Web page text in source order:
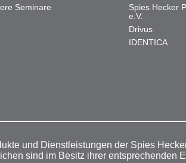
Seminare
Spies Hecker
e.V.
Drivus
IDENTICA
und Dienstleistungen der Spies
sind im Besitz ihrer entsprechenden